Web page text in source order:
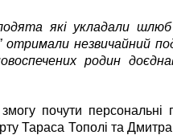
які укладали
отримали незвичайний
родин
почути персональні
Тараса Тополі та